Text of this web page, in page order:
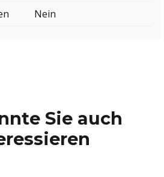
Nein
Sie auch